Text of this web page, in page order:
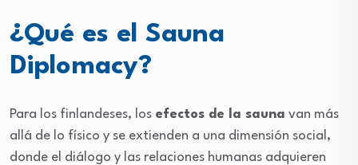
¿Qué es el Sauna
Diplomacy?
Para los finlandeses, los efectos de la sauna van más
allá de lo físico y se extienden a una dimensión social,
donde el diálogo y las relaciones humanas adquieren